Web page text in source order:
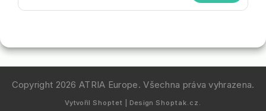
Copyright 2026ATRIA Europe. Všechna práva vyhrazena.
Vytvořil Shoptet | Design Shoptak.cz.